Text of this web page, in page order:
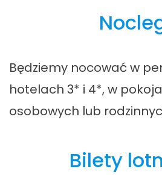
Będziemy nocować w
hotelach 3* i 4*, w
osobowych lub
Bilety